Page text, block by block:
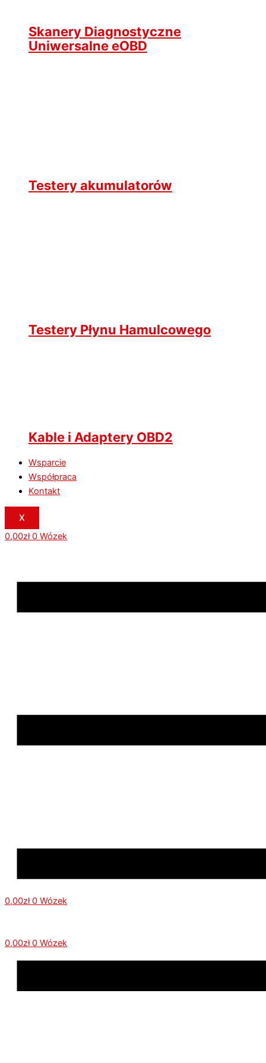
Skanery Diagnostyczne
Uniwersalne eOBD
Testery akumulatorów
Testery Płynu Hamulcowego
Kable i Adaptery OBD2
Wsparcie
Współpraca
Kontakt
X
0,00zł 0 Wózek
0,00zł 0 Wózek
0,00zł 0 Wózek